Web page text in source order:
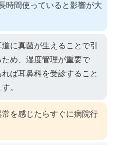
時間使っていると影響が大
に真菌が生えることで引
ため、湿度管理が重要で
ば耳鼻科を受診すること
。
を感じたらすぐに病院行